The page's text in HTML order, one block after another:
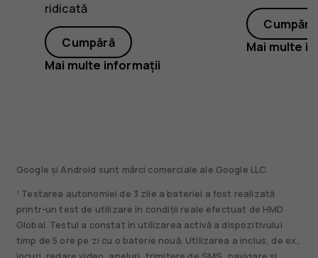
ridicată
Cumpără
Mai multe informații
Cumpără
Mai multe
Google și Android sunt mărci comerciale ale Google LLC.
¹ Testarea autonomiei de 3 zile a bateriei a fost realizată
printr-un test de utilizare în condiții reale efectuat de HMD
Global. Testul a constat în utilizarea activă a dispozitivului
timp de 5 ore pe zi cu o baterie nouă. Utilizarea a inclus, de ex.,